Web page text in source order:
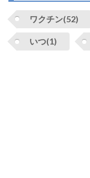
ワクチン(52)
いつ(1)